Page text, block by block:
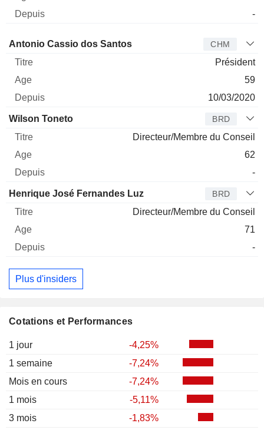
Cotations et Performances
1 jour
-4,25%
1 semaine
-7,24%
Mois en cours
-7,24%
1 mois
-5,11%
3 mois
-1,83%
-
Administrateur Titre Age Depuis
Antonio Cassio dos Santos CHM
Président
59
10/03/2020
Wilson Toneto BRD
Directeur/Membre du Conseil
62
-
Henrique José Fernandes Luz BRD
Directeur/Membre du Conseil
71
-
Plus d'insiders